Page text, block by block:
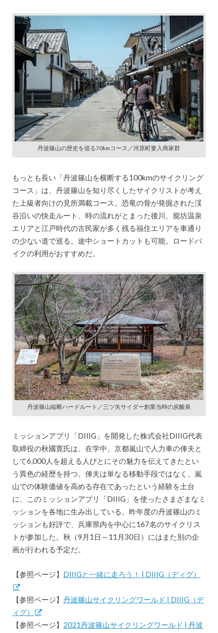
丹波篠山の歴史を巡る70kmコース／河原町妻入商家群
もっとも長い「丹波篠山を横断する100kmのサイクリング
コース」は、丹波篠山を知り尽くしたサイクリストが考え
た上級者向けの見所満載コース。恐竜の骨が発掘された渓
谷沿いの快走ルート、時の流れがとまった後川、籠坊温泉
エリアと江戸時代の古民家が多く残る福住エリアを車通り
の少ない道で巡る。途中ショートカットも可能。ロードバ
イクの利用がおすすめだ。
丹波篠山縦断ハードルート／三ツ矢サイダー創業当時の炭酸泉
ミッションアプリ「DIIIG」を開発した株式会社DIIIG代表
取締役の秋國寛氏は、在学中、京都嵐山で人力車の俥夫と
して6,000人を超える人びとにその魅力を伝えてきたとい
う異色の経歴を持つ。俥夫は単なる移動手段ではなく、嵐
山での体験価値を高める存在であったという経験を土台
に、このミッションアプリ「DIIIG」を使ったさまざまなミ
ッションを各地に生み出している。昨年度の丹波篠山のミ
ッションも好評で、兵庫県内を中心に167名のサイクリス
トが参加した。秋（9月1日～11月30日）にはまた別の企
画が行われる予定だ。
【参照ページ】 DIIIGと一緒に走ろう！ | DIIIG（ディグ）
【参照ページ】 丹波篠山サイクリングワールド | DIIIG（デ
ィグ）
【参照ページ】 2021丹波篠山サイクリングワールド | 丹波